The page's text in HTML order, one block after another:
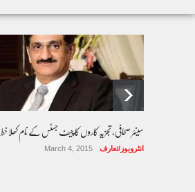
سینئر صحافی، تجزیہ کاروں کا چیف جسٹس کے نام کھلا خط
انٹرویوز/تعارف March 4, 2015